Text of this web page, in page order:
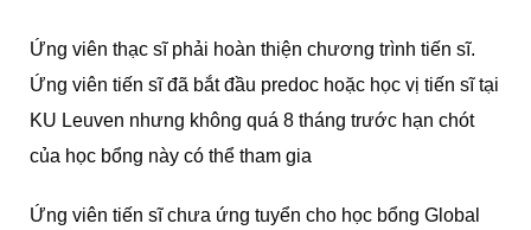
Ứng viên thạc sĩ phải hoàn thiện chương trình tiến sĩ.
Ứng viên tiến sĩ đã bắt đầu predoc hoặc học vị tiến sĩ tại
KU Leuven nhưng không quá 8 tháng trước hạn chót
của học bổng này có thể tham gia
Ứng viên tiến sĩ chưa ứng tuyển cho học bổng Global